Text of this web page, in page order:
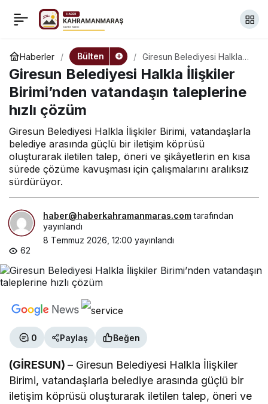
Haberler Bülten
Giresun Belediyesi Halkla
İlişkiler
Birimi’nden vatandaşın
taleplerine hızlı çözüm
Giresun Belediyesi Halkla İlişkiler
Birimi’nden vatandaşın taleplerine
hızlı çözüm
Giresun Belediyesi Halkla İlişkiler Birimi, vatandaşlarla
belediye arasında güçlü bir iletişim köprüsü
oluşturarak iletilen talep, öneri ve şikâyetlerin en kısa
sürede çözüme kavuşması için çalışmalarını aralıksız
sürdürüyor.
haber@haberkahramanmaras.comtarafından
yayınlandı
8 Temmuz 2026, 12:00 yayınlandı
62
0 Paylaş Beğen
(GİRESUN)– Giresun Belediyesi Halkla İlişkiler
Birimi, vatandaşlarla belediye arasında güçlü bir
iletişim köprüsü oluşturarak iletilen talep, öneri ve
Tepebaşı’nda kadın
emeği doğrudan
tüketiciyle buluşuyor
Paylaş